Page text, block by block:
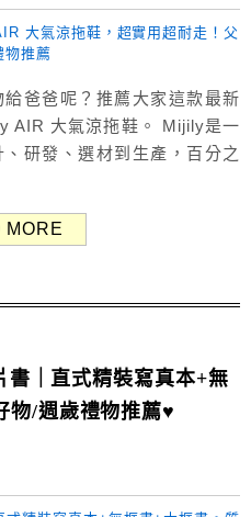
爸爸呢？推薦大家這款最新
AIR 大氣涼拖鞋。 Mijily是一
研發、選材到生產，百分之
×Mijily台灣循環鞋履品牌
MORE
｜直式精裝寫真本+無
物/週歲禮物推薦♥